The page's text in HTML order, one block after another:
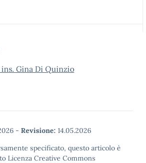
Gina Di Quinzio
- Revisione: 14.05.2026
specificato, questo articolo è
Licenza Creative Commons